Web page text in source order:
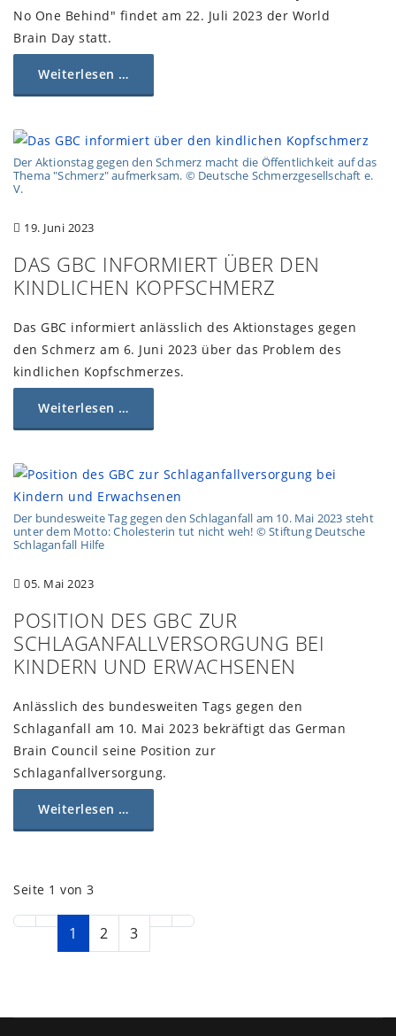
No One Behind" findet am 22. Juli 2023 der World
Brain Day statt.
Weiterlesen …
Der Aktionstag gegen den Schmerz macht die Öffentlichkeit auf das
Thema "Schmerz" aufmerksam. © Deutsche Schmerzgesellschaft e.
V.
DAS GBC INFORMIERT ÜBER DEN
KINDLICHEN KOPFSCHMERZ
19. Juni 2023
Das GBC informiert anlässlich des Aktionstages gegen
den Schmerz am 6. Juni 2023 über das Problem des
kindlichen Kopfschmerzes.
Weiterlesen …
Der bundesweite Tag gegen den Schlaganfall am 10. Mai 2023 steht
unter dem Motto: Cholesterin tut nicht weh! © Stiftung Deutsche
Schlaganfall Hilfe
POSITION DES GBC ZUR
SCHLAGANFALLVERSORGUNG BEI
KINDERN UND ERWACHSENEN
05. Mai 2023
Anlässlich des bundesweiten Tags gegen den
Schlaganfall am 10. Mai 2023 bekräftigt das German
Brain Council seine Position zur
Schlaganfallversorgung.
Weiterlesen …
Seite 1 von 3
1 2 3